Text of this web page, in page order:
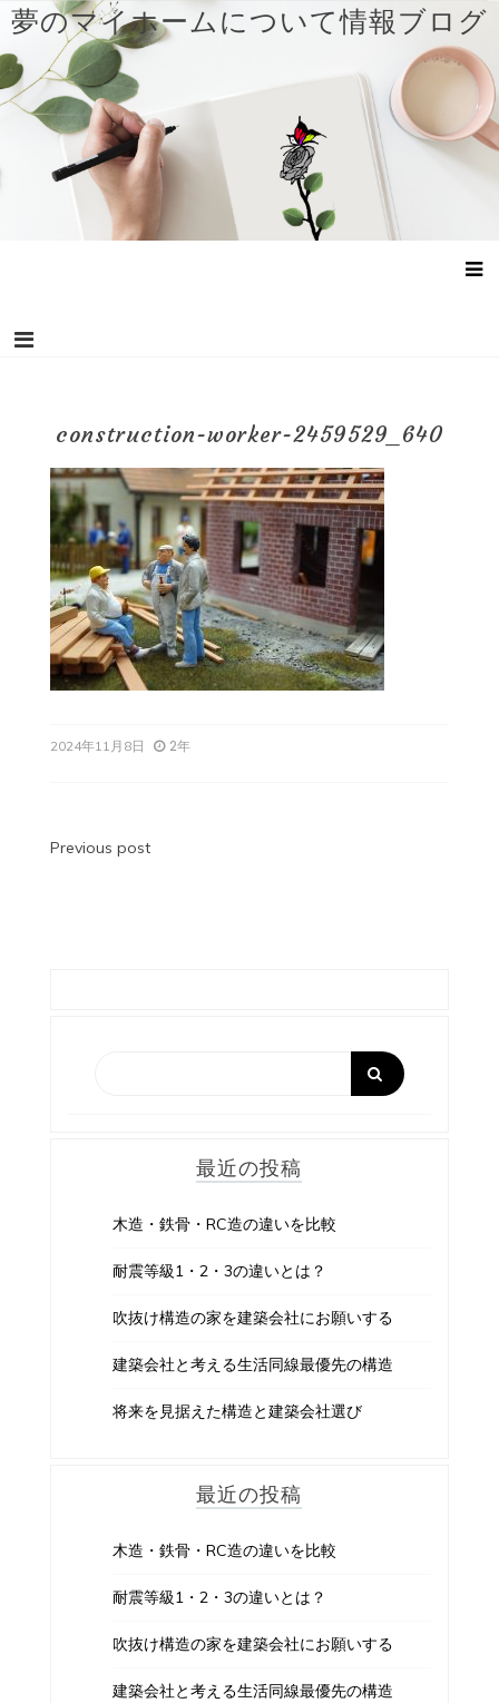
コ
ン
テ
ン
ツ
キ
夢のマイホームについて情報ブログ
construction-worker-2459529_640
2024年11月8日 2年
投
Previous post
最近の投稿
木造・鉄骨・RC造の違いを比較
耐震等級1・2・3の違いとは？
吹抜け構造の家を建築会社にお願いする
建築会社と考える生活同線最優先の構造
将来を見据えた構造と建築会社選び
最近の投稿
木造・鉄骨・RC造の違いを比較
耐震等級1・2・3の違いとは？
吹抜け構造の家を建築会社にお願いする
建築会社と考える生活同線最優先の構造